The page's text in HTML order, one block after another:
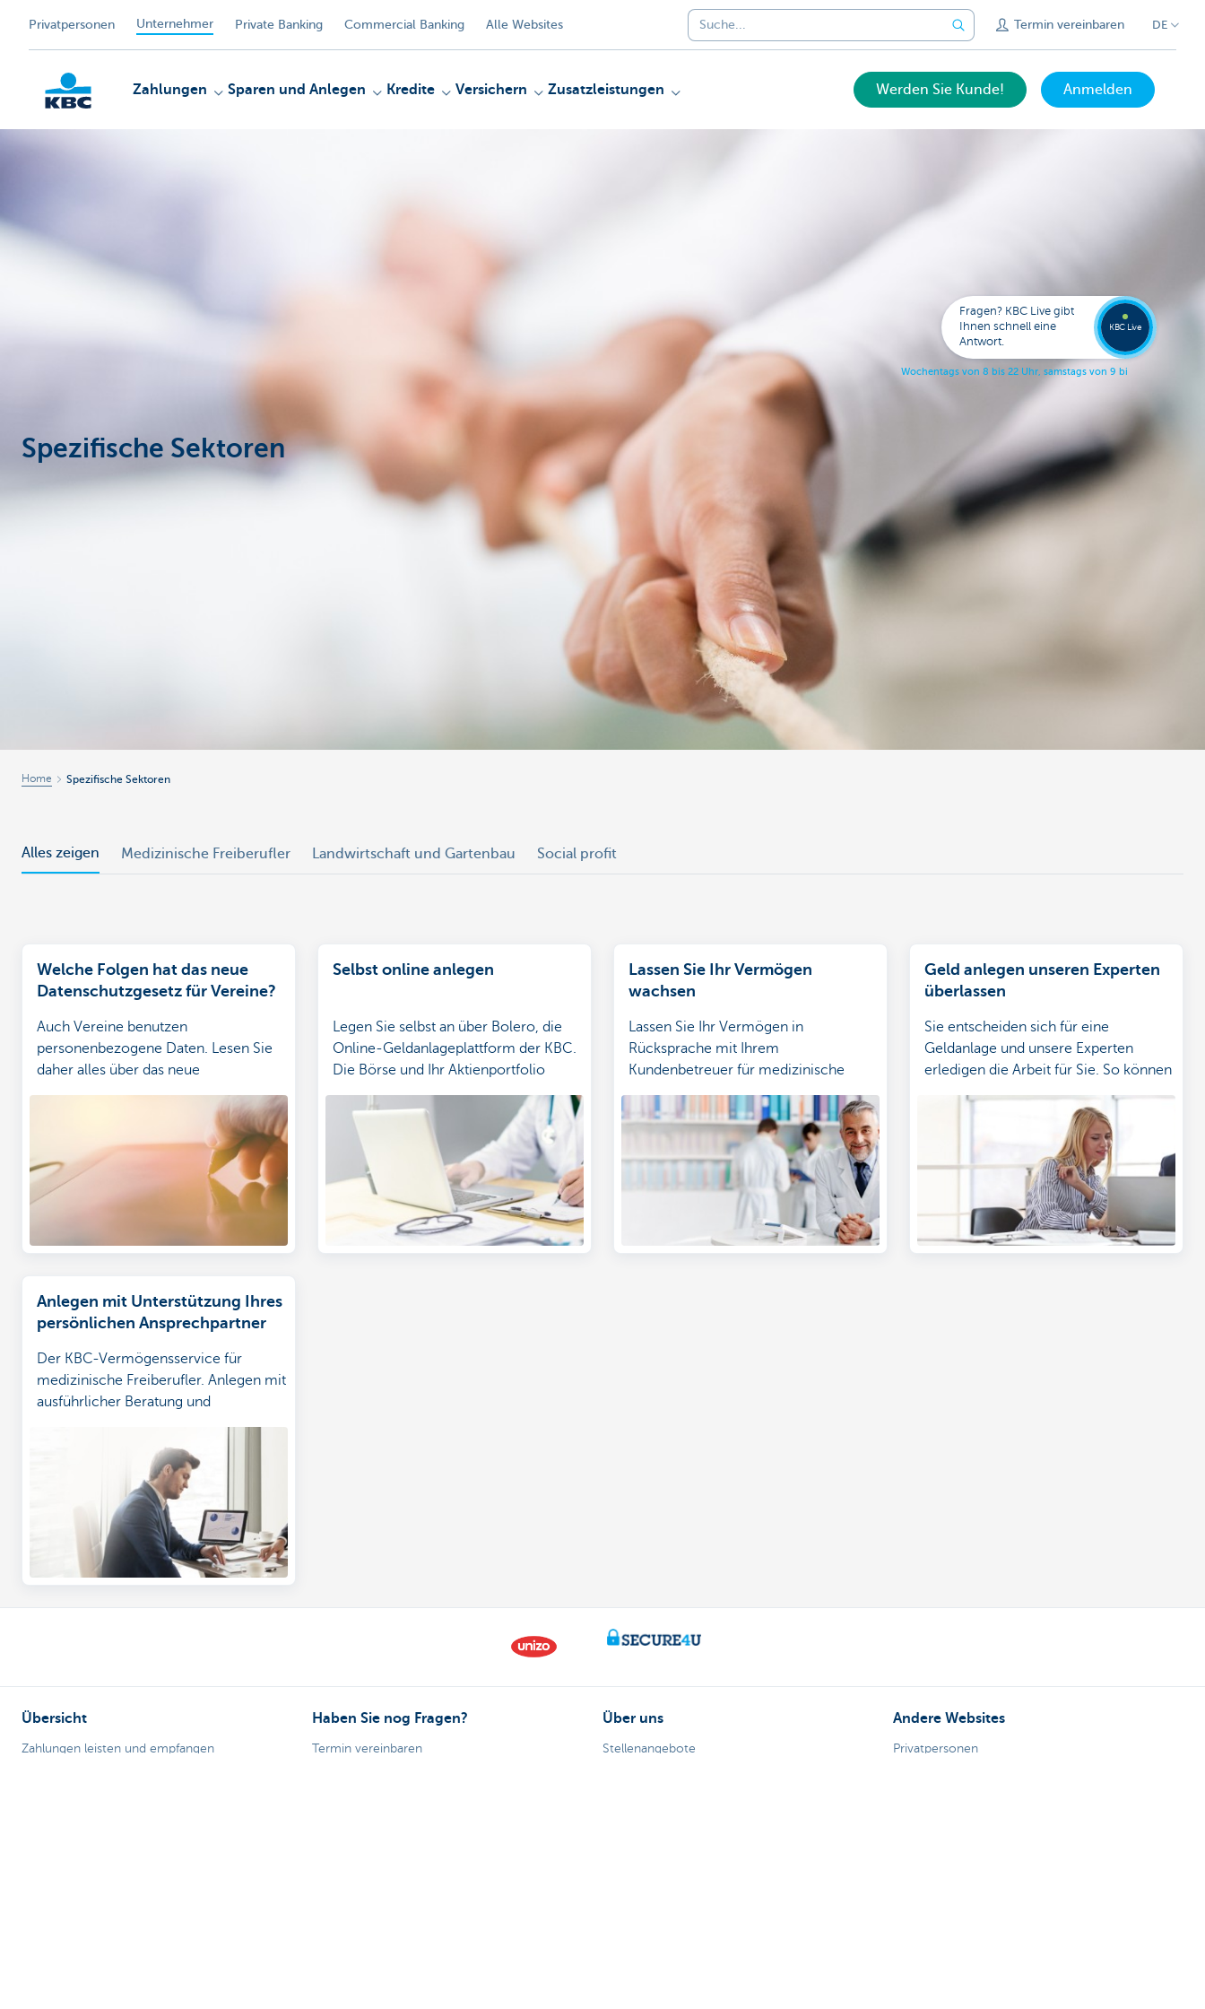
Privatpersonen Unternehmer Private Banking Commercial Banking Alle Websites Termin vereinbaren DE
Unternehmer
Zahlungen Sparen und Anlegen Kredite Versichern Zusatzleistungen Werden Sie Kunde! Anmelden
Spezifische Sektoren
Home Spezifische Sektoren
Alles zeigen Medizinische Freiberufler Landwirtschaft und Gartenbau Social profit
Welche Folgen hat das neue
Datenschutzgesetz für Vereine?
Auch Vereine benutzen
personenbezogene Daten. Lesen Sie
daher alles über das neue
Datenschutzgesetz und bereiten Sie
Selbst online anlegen
Legen Sie selbst an über Bolero, die
Online-Geldanlageplattform der KBC.
Die Börse und Ihr Aktienportfolio
online im Auge behalten, die Kurse in
Echtzeit verfolgen und sofort Ihre
Orders erteilen.
Lassen Sie Ihr Vermögen
wachsen
Lassen Sie Ihr Vermögen in
Rücksprache mit Ihrem
Kundenbetreuer für medizinische
Freiberufler für sich arbeiten.
Geld anlegen unseren Experten
überlassen
Sie entscheiden sich für eine
Geldanlage und unsere Experten
erledigen die Arbeit für Sie. So können
Sie all Ihre Zeit und Energie in Ihre
Anlegen mit Unterstützung Ihres
persönlichen Ansprechpartner
Der KBC-Vermögensservice für
medizinische Freiberufler. Anlegen mit
ausführlicher Beratung und
Übersicht
Zahlungen leisten und empfangen
Haben Sie nog Fragen?
Termin vereinbaren
Über uns
Stellenangebote
Andere Websites
Privatpersonen
Fragen? KBC Live gibt
Ihnen schnell eine
Antwort.
Wochentags von 8 bis 22 Uhr, samstags von 9 bi
KBC Live